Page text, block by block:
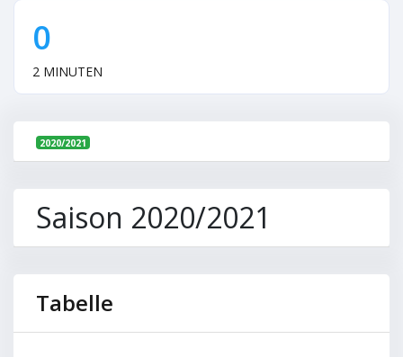
0
2 MINUTEN
2020/2021
Saison 2020/2021
Tabelle